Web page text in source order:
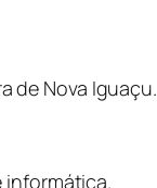
de Nova Iguaçu.
informática.